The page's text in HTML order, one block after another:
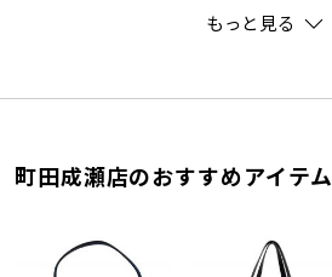
もっと見る
町田成瀬店のおすすめアイテム